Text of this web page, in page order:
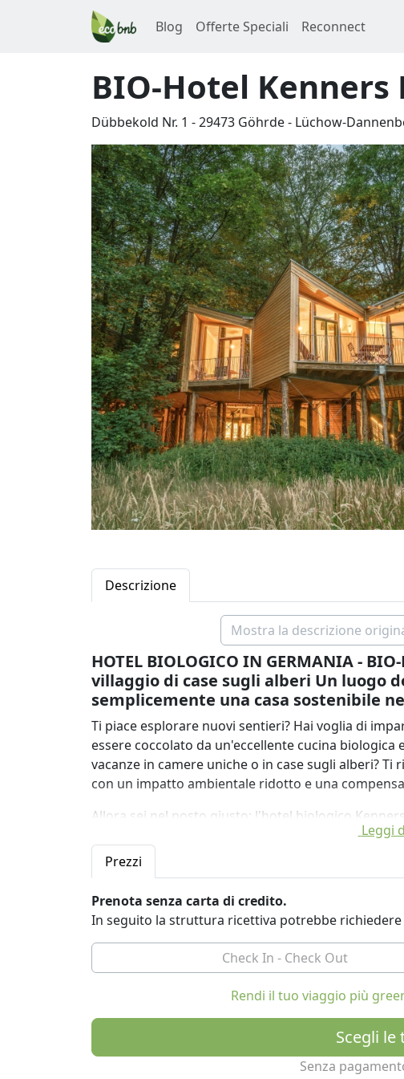
Blog Offerte Speciali Reconnect
BIO-Hotel Kenners
Dübbekold Nr. 1 -29473 Göhrde- Lüchow-
Descrizione
Mostra la descrizione
HOTEL BIOLOGICO IN GERMANIA -
villaggio di case sugli alberi Un luogo
semplicemente una casa sostenibile
Ti piace esplorare nuovi sentieri? Hai voglia di
essere coccolato da un'eccellente cucina
vacanze in camere uniche o in case sugli alberi? Ti
con un impatto ambientale ridotto e una
Allora sei nel posto giusto: l'hotel biologico
Qui troverai un luogo dove puoi semplicemente
nella regione del Wendland, nella Germania
Benvenuti al Kenners LandLust, il tuo luogo di
nostre camere a tema progettate con cura, delle
Scopri il mix di natura, comfort e dettagli speciali
avventura. Che tu voglia rilassarti, esplorare i
Vita tra gli alberi. Le nostre case sugli alberi sono
Leggi
Prezzi
Prenota senza carta di credito.
In seguito la struttura ricettiva potrebbe
Rendi il tuo viaggio più
Scegli le
Senza